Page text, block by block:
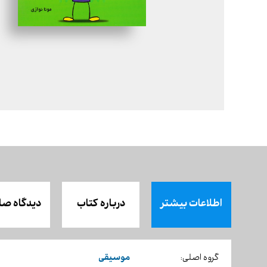
اطلاعات بیشتر درباره کتاب دیدگاه
گروه اصلی: موسیقی